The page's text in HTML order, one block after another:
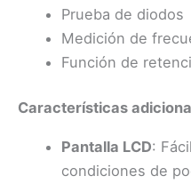
Prueba de diodos
Medición de
Función de
Características
Pantalla LCD:
condiciones de